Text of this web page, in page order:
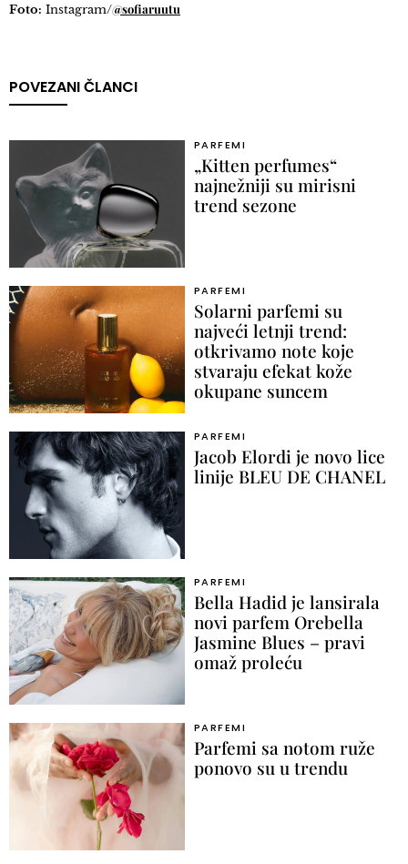
Foto: Instagram/@sofiaruutu
POVEZANI ČLANCI
PARFEMI
„Kitten perfumes“
najnežniji su mirisni
trend sezone
PARFEMI
Solarni parfemi su
najveći letnji trend:
otkrivamo note koje
stvaraju efekat kože
okupane suncem
PARFEMI
Jacob Elordi je novo lice
linije BLEU DE CHANEL
PARFEMI
Bella Hadid je lansirala
novi parfem Orebella
Jasmine Blues – pravi
omaž proleću
PARFEMI
Parfemi sa notom ruže
ponovo su u trendu